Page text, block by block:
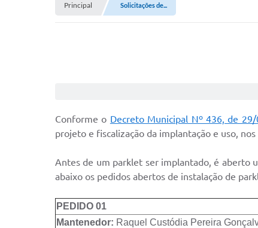
Principal Solicitações de...
Conforme o Decreto Municipal Nº 436, de
projeto e fiscalização da implantação e uso,
Antes de um parklet ser implantado, é aberto
abaixo os pedidos abertos de instalação de
PEDIDO 01
Mantenedor: Raquel Custódia Pereira